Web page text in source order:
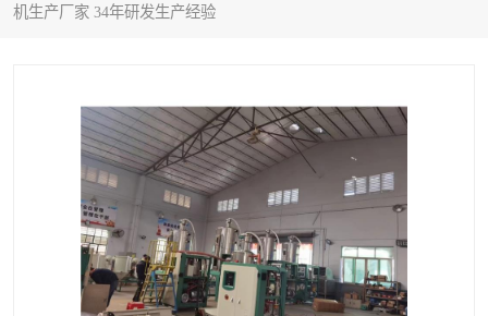
机生产厂家 34年研发生产经验